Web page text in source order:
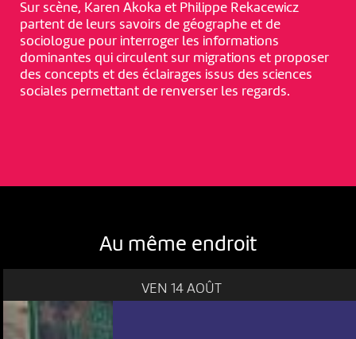
Sur scène, Karen Akoka et Philippe Rekacewicz
partent de leurs savoirs de géographe et de
sociologue pour interroger les informations
dominantes qui circulent sur migrations et proposer
des concepts et des éclairages issus des sciences
sociales permettant de renverser les regards.
Au même endroit
VEN 14 AOÛT